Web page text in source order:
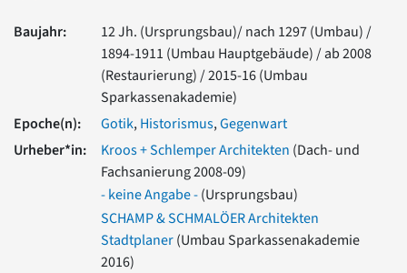
Vorromanik
Römische Antike
Über baukunst-nrw
Fachbeirat
Freunde & Förderer
Impressum
Datenschutz
Suchbegriff eingeben
Baujahr:
12 Jh. (Ursprungsbau)/ nach 1297 (Umbau) /
1894-1911 (Umbau Hauptgebäude) / ab 2008
(Restaurierung) / 2015-16 (Umbau
Sparkassenakademie)
Epoche(n):
Gotik,Historismus,Gegenwart
Urheber*in:
Kroos + Schlemper Architekten (Dach- und
Fachsanierung 2008-09)
- keine Angabe -(Ursprungsbau)
SCHAMP & SCHMALÖER Architekten
Stadtplaner(Umbau Sparkassenakademie
2016)